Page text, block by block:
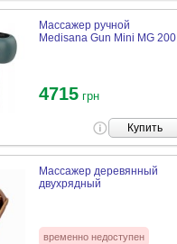
Массажер ручной
Medisana Gun Mini MG 200
4715 грн
Купить
Массажер деревянный
двухрядный
временно недоступен